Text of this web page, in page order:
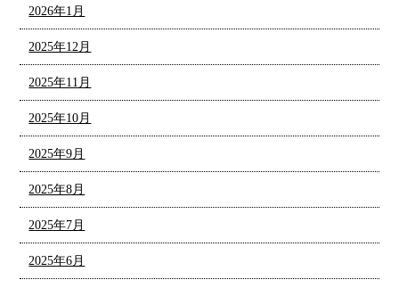
2026年1月
2025年12月
2025年11月
2025年10月
2025年9月
2025年8月
2025年7月
2025年6月